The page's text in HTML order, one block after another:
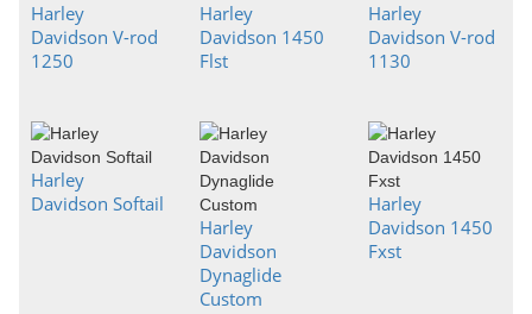
Harley
Davidson V-rod
1250
Harley
Davidson 1450
Flst
Harley
Davidson V-rod
1130
Harley
Davidson Softail
Harley
Davidson
Dynaglide
Custom
Harley
Davidson 1450
Fxst